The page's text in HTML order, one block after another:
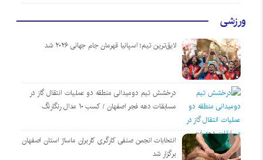
ورزشی
لایق‌ترین تیم؛ اسپانیا قهرمان جام جهانی ۲۰۲۶ شد
درخشش تیم دومیدانی منطقه دو عملیات انتقال گاز در
مسابقات دهه فجر اصفهان / کسب ۱۰ مدال رنگارنگ
انتخابات انجمن صنفی کارگری کاربران ماساژ استان اصفهان
برگزار شد